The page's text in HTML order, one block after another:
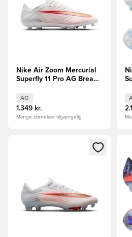
Nike Air Zoom Mercurial
Superfly 11 Pro AG Break
AG
1.349 kr.
Mange størrelser tilgængelig
Åbner en Modal til at logge ind